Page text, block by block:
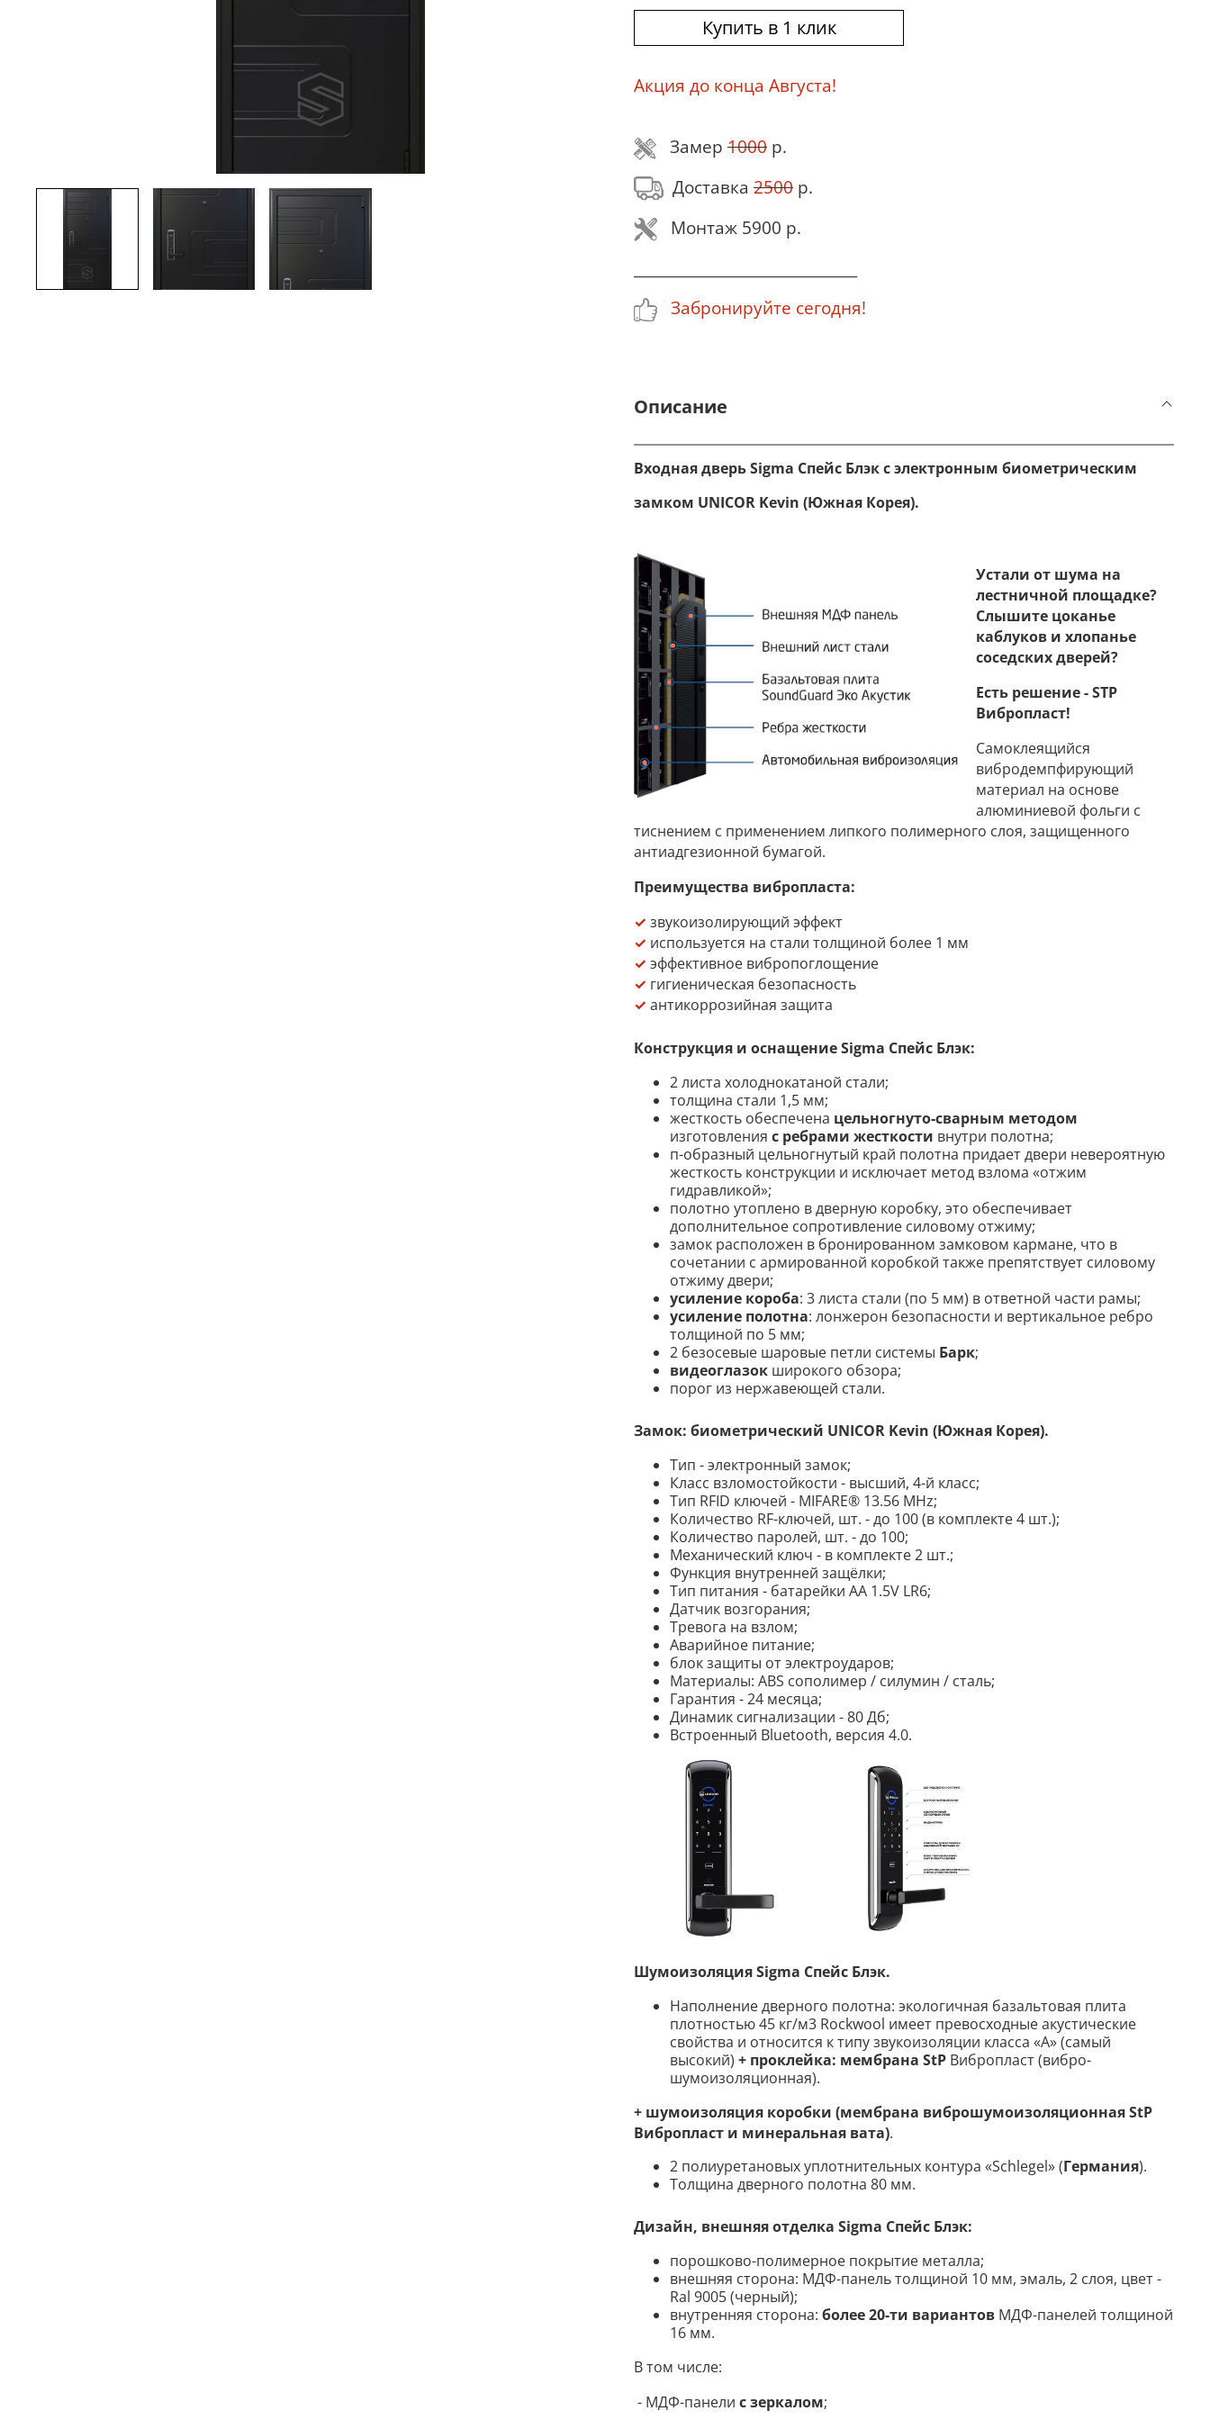
Купить в 1 клик
Акция до конца Августа!
Замер 1000 р.
Доставка 2500 р.
Монтаж 5900 р.
Забронируйте сегодня!
Описание
Входная дверь Sigma Спейс Блэк с электронным биометрическим
замком UNICOR Kevin (Южная Корея).
Устали от шума на
лестничной площадке?
Слышите цоканье
каблуков и хлопанье
соседских дверей?
Есть решение - STP
Вибропласт!
Самоклеящийся
вибродемпфирующий
материал на основе
алюминиевой фольги с
тиснением с применением липкого полимерного слоя, защищенного
антиадгезионной бумагой.
Преимущества вибропласта:
✓ звукоизолирующий эффект
✓ используется на стали толщиной более 1 мм
✓ эффективное вибропоглощение
✓ гигиеническая безопасность
✓ антикоррозийная защита
Конструкция и оснащение Sigma Спейс Блэк:
2 листа холоднокатаной стали;
толщина стали 1,5 мм;
жесткость обеспечена цельногнуто-сварным методом
изготовления с ребрами жесткости внутри полотна;
п-образный цельногнутый край полотна придает двери невероятную
жесткость конструкции и исключает метод взлома «отжим
гидравликой»;
полотно утоплено в дверную коробку, это обеспечивает
дополнительное сопротивление силовому отжиму;
замок расположен в бронированном замковом кармане, что в
сочетании с армированной коробкой также препятствует силовому
отжиму двери;
усиление короба: 3 листа стали (по 5 мм) в ответной части рамы;
усиление полотна: лонжерон безопасности и вертикальное ребро
толщиной по 5 мм;
2 безосевые шаровые петли системы Барк;
видеоглазок широкого обзора;
порог из нержавеющей стали.
Замок: биометрический UNICOR Kevin (Южная Корея).
Тип - электронный замок;
Класс взломостойкости - высший, 4-й класс;
Тип RFID ключей - MIFARE® 13.56 MHz;
Количество RF-ключей, шт. - до 100 (в комплекте 4 шт.);
Количество паролей, шт. - до 100;
Механический ключ - в комплекте 2 шт.;
Функция внутренней защёлки;
Тип питания - батарейки АА 1.5V LR6;
Датчик возгорания;
Тревога на взлом;
Аварийное питание;
блок защиты от электроударов;
Материалы: ABS сополимер / силумин / сталь;
Гарантия - 24 месяца;
Динамик сигнализации - 80 Дб;
Встроенный Bluetooth, версия 4.0.
Шумоизоляция Sigma Спейс Блэк.
Наполнение дверного полотна: экологичная базальтовая плита
плотностью 45 кг/м3 Rockwool имеет превосходные акустические
свойства и относится к типу звукоизоляции класса «А» (самый
высокий) + проклейка: мембрана StP Вибропласт (вибро-
шумоизоляционная).
+ шумоизоляция коробки (мембрана виброшумоизоляционная StP
Вибропласт и минеральная вата).
2 полиуретановых уплотнительных контура «Schlegel» (Германия).
Толщина дверного полотна 80 мм.
Дизайн, внешняя отделка Sigma Спейс Блэк:
порошково-полимерное покрытие металла;
внешняя сторона: МДФ-панель толщиной 10 мм, эмаль, 2 слоя, цвет -
Ral 9005 (черный);
внутренняя сторона: более 20-ти вариантов МДФ-панелей толщиной
16 мм.
В том числе:
- МДФ-панели с зеркалом;